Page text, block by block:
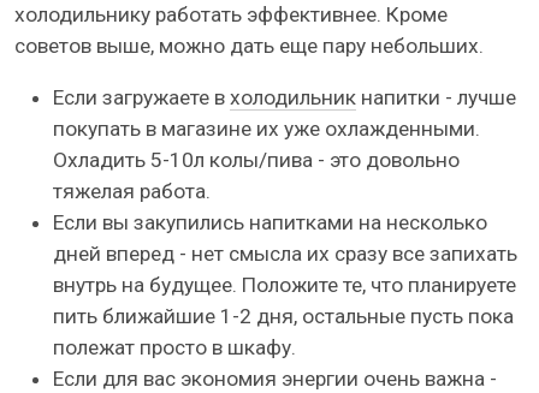
холодильнику работать эффективнее. Кроме
советов выше, можно дать еще пару небольших.
Если загружаете в холодильник напитки - лучше
покупать в магазине их уже охлажденными.
Охладить 5-10л колы/пива - это довольно
тяжелая работа.
Если вы закупились напитками на несколько
дней вперед - нет смысла их сразу все запихать
внутрь на будущее. Положите те, что планируете
пить ближайшие 1-2 дня, остальные пусть пока
полежат просто в шкафу.
Если для вас экономия энергии очень важна -